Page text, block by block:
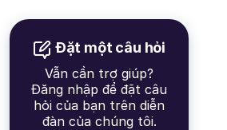
Đặt một câu hỏi
Vẫn cần trợ giúp?
Đăng nhập để đặt câu
hỏi của bạn trên diễn
đàn của chúng tôi.